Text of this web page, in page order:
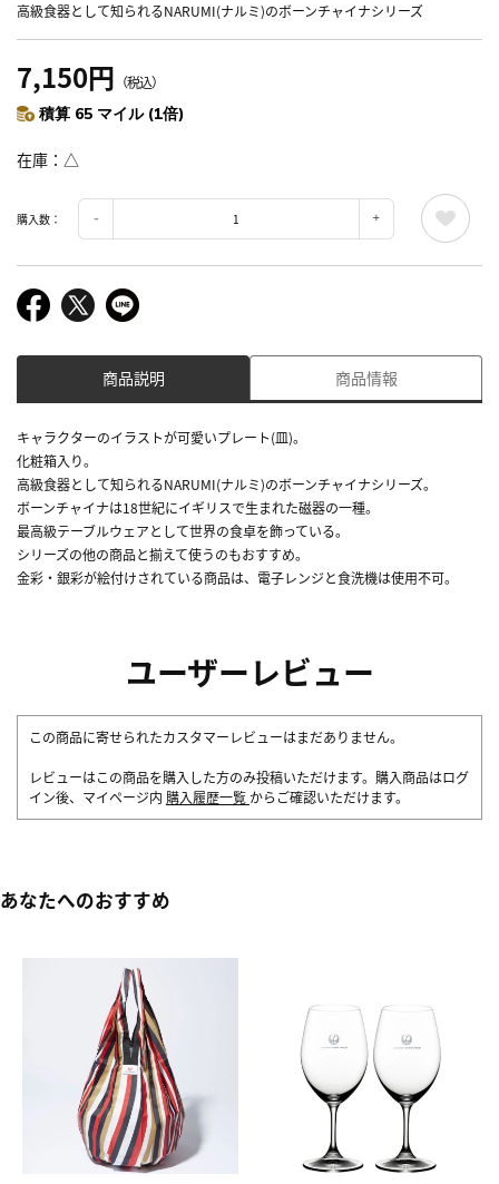
高級食器として知られるNARUMI(ナルミ)のボーンチャイナシリーズ
7,150円 （税込）
積算 65 マイル (1倍)
在庫 △
購入数：
商品説明 商品情報
キャラクターのイラストが可愛いプレート(皿)。
化粧箱入り。
高級食器として知られるNARUMI(ナルミ)のボーンチャイナシリーズ。
ボーンチャイナは18世紀にイギリスで生まれた磁器の一種。
最高級テーブルウェアとして世界の食卓を飾っている。
シリーズの他の商品と揃えて使うのもおすすめ。
金彩・銀彩が絵付けされている商品は、電子レンジと食洗機は使用不可。
ユーザーレビュー
この商品に寄せられたカスタマーレビューはまだありません。
レビューはこの商品を購入した方のみ投稿いただけます。購入商品はログ
イン後、マイページ内 購入履歴一覧 からご確認いただけます。
あなたへのおすすめ